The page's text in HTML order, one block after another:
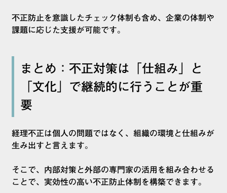
不正防止を意識したチェック体制も含め、企業の体制や
課題に応じた支援が可能です。
まとめ：不正対策は「仕組み」と
「文化」で継続的に行うことが重
要
経理不正は個人の問題ではなく、組織の環境と仕組みが
生み出すと言えます。
そこで、内部対策と外部の専門家の活用を組み合わせる
ことで、実効性の高い不正防止体制を構築できます。